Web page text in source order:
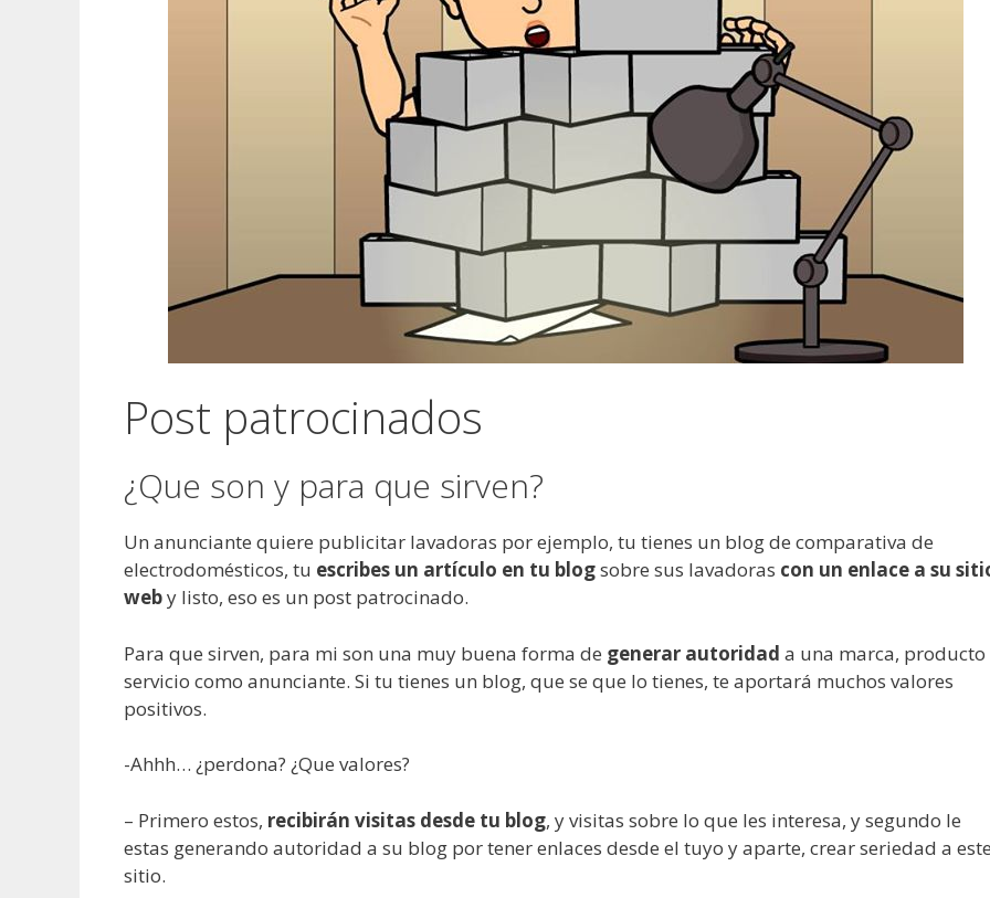
Post patrocinados
¿Que son y para que sirven?
Un anunciante quiere publicitar lavadoras por ejemplo, tu tienes un blog de comparativa de
electrodomésticos, tu escribes un artículo en tu blogsobre sus lavadoras con un enlace a su
weby listo, eso es un post patrocinado.
Para que sirven, para mi son una muy buena forma de generar autoridad a una marca, producto
servicio como anunciante. Si tu tienes un blog, que se que lo tienes, te aportará muchos valores
positivos.
-Ahhh… ¿perdona? ¿Que valores?
– Primero estos, recibirán visitas desde tu blog, y visitas sobre lo que les interesa, y segundo le
estas generando autoridad a su blog por tener enlaces desde el tuyo y aparte, crear seriedad a
sitio.